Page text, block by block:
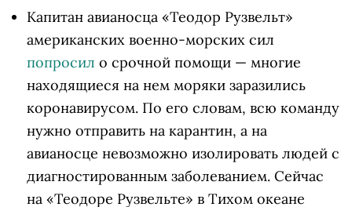
Капитан авианосца «Теодор Рузвельт»
американских военно-морских сил
попросил о срочной помощи — многие
находящиеся на нем моряки заразились
коронавирусом. По его словам, всю команду
нужно отправить на карантин, а на
авианосце невозможно изолировать людей с
диагностированным заболеванием. Сейчас
на «Теодоре Рузвельте» в Тихом океане